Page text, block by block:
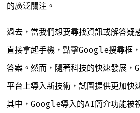
的廣泛關注。
過去，當我們想要尋找資訊或解答疑
直接拿起手機，點擊Google搜尋框
答案。然而，隨著科技的快速發展
平台上導入新技術，試圖提供更加快
其中，Google導入的AI簡介功能被